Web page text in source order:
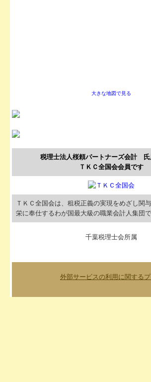
税理士法人桜頼パートナーズ会計 氏
ＴＫＣ全国会会員です
ＴＫＣ全国会は、租税正義の実現をめざし関
栄に奉仕するわが国最大級の職業会計人集団で
千葉税理士会所属
大きな地図で見る
外部サービスの利用に関する